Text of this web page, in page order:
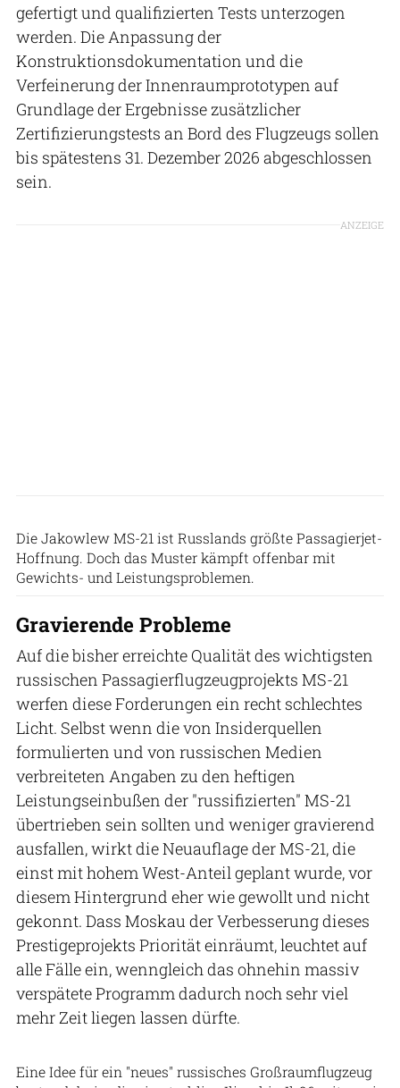
gefertigt und qualifizierten Tests unterzogen
werden. Die Anpassung der
Konstruktionsdokumentation und die
Verfeinerung der Innenraumprototypen auf
Grundlage der Ergebnisse zusätzlicher
Zertifizierungstests an Bord des Flugzeugs sollen
bis spätestens 31. Dezember 2026 abgeschlossen
sein.
ANZEIGE
Die Jakowlew MS-21 ist Russlands größte Passagierjet-
Hoffnung. Doch das Muster kämpft offenbar mit
Gewichts- und Leistungsproblemen.
Gravierende Probleme
Auf die bisher erreichte Qualität des wichtigsten
russischen Passagierflugzeugprojekts MS-21
werfen diese Forderungen ein recht schlechtes
Licht. Selbst wenn die von Insiderquellen
formulierten und von russischen Medien
verbreiteten Angaben zu den heftigen
Leistungseinbußen der "russifizierten" MS-21
übertrieben sein sollten und weniger gravierend
ausfallen, wirkt die Neuauflage der MS-21, die
einst mit hohem West-Anteil geplant wurde, vor
diesem Hintergrund eher wie gewollt und nicht
gekonnt. Dass Moskau der Verbesserung dieses
Prestigeprojekts Priorität einräumt, leuchtet auf
alle Fälle ein, wenngleich das ohnehin massiv
verspätete Programm dadurch noch sehr viel
mehr Zeit liegen lassen dürfte.
Eine Idee für ein "neues" russisches Großraumflugzeug